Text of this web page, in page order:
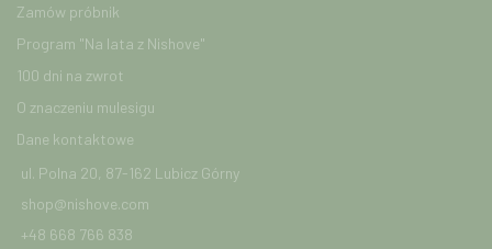
Zamów próbnik
Program "Na lata z Nishove"
100 dni na zwrot
O znaczeniu mulesigu
Dane kontaktowe
ul. Polna 20, 87-162 Lubicz Górny
shop@nishove.com
+48 668 766 838